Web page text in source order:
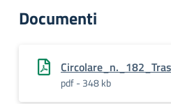
Documenti
pdf - 348 kb